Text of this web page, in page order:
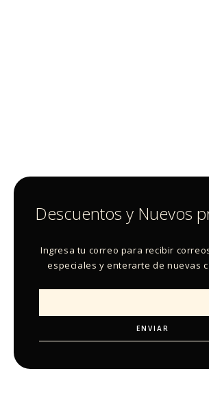
Descuentos y Nuevos
Ingresa tu correo para recibir
especiales y enterarte de nuevas